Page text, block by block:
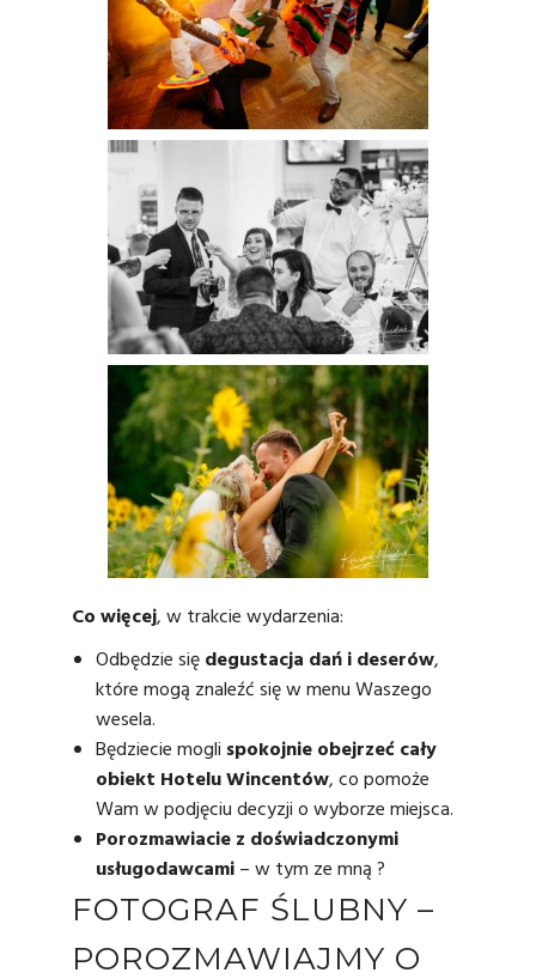
Co więcej, w trakcie wydarzenia:
Odbędzie siędegustacja dań i deserów,
które mogą znaleźć się w menu Waszego
wesela.
Będziecie mogli spokojnie obejrzeć cały
obiekt Hotelu Wincentów, co pomoże
Wam w podjęciu decyzji o wyborze miejsca.
Porozmawiacie z doświadczonymi
usługodawcami– w tym ze mną ?
FOTOGRAF ŚLUBNY –
POROZMAWIAJMY O